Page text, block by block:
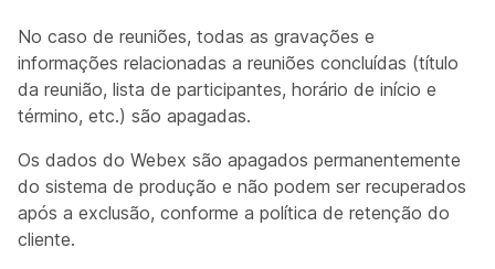
No caso de reuniões, todas as gravações e
informações relacionadas a reuniões concluídas (título
da reunião, lista de participantes, horário de início e
término, etc.) são apagadas.
Os dados do Webex são apagados permanentemente
do sistema de produção e não podem ser recuperados
após a exclusão, conforme a política de retenção do
cliente.